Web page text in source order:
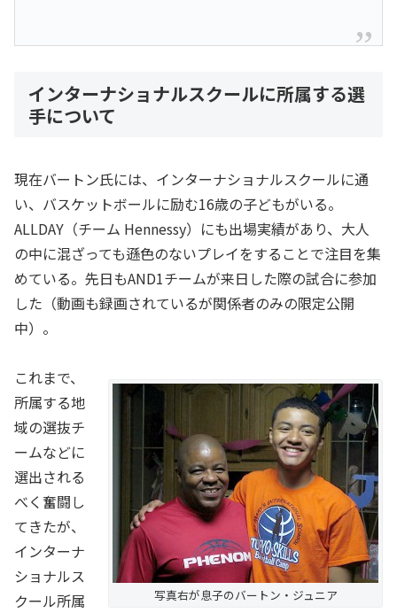
インターナショナルスクールに所属する選
手について
現在バートン氏には、インターナショナルスクールに通
い、バスケットボールに励む16歳の子どもがいる。
ALLDAY（チーム Hennessy）にも出場実績があり、大人
の中に混ざっても遜色のないプレイをすることで注目を集
めている。先日もAND1チームが来日した際の試合に参加
した（動画も録画されているが関係者のみの限定公開
中）。
写真右が息子のバートン・ジュニア
これまで、
所属する地
域の選抜チ
ームなどに
選出される
べく奮闘し
てきたが、
インターナ
ショナルス
クール所属